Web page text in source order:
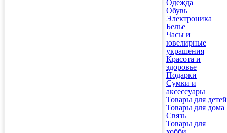
Одежда
Обувь
Электроника
Белье
Часы и
ювелирные
украшения
Красота и
здоровье
Подарки
Сумки и
аксессуары
Товары для детей
Товары для дома
Связь
Товары для